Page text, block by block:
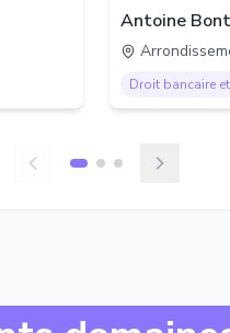
Antoine
Droit bancaire